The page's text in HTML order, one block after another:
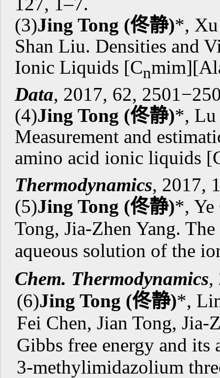
(3)Jing Tong (佟静)*,
Shan Liu. Densities and
Ionic Liquids [Cn
Data, 2017, 62,
(4)Jing Tong (佟静)*, Lu
Measurement and
amino acid ionic liquids
Thermodynamics,
(5)Jing Tong (佟静)*, Ye
Tong, Jia-Zhen Yang.
aqueous solution of the
Chem. Thermodynamics,
(6)Jing Tong (佟静)*,
Fei Chen, Jian Tong, Jia-
Gibbs free energy and
3-methylimidazolium